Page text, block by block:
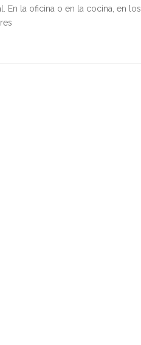
En la oficina o en la cocina, en los